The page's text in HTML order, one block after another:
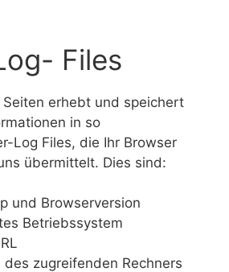
Files
Seiten erhebt und speichert
in so
Log Files, die Ihr Browser
übermittelt. Dies sind:
und Browserversion
Betriebssystem
des zugreifenden Rechners